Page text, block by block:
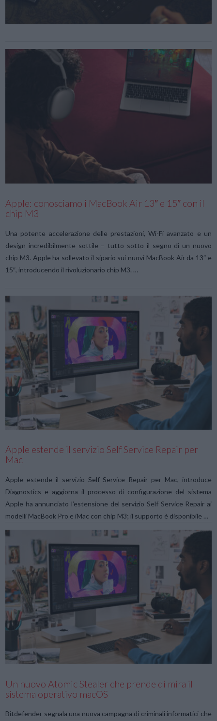
Apple: conosciamo i MacBook Air 13″ e 15″ con il
chip M3
Una potente accelerazione delle prestazioni, Wi-Fi avanzato e un
design incredibilmente sottile – tutto sotto il segno di un nuovo
chip M3. Apple ha sollevato il sipario sui nuovi MacBook Air da 13″ e
15″, introducendo il rivoluzionario chip M3. …
VIEW POST
Apple estende il servizio Self Service Repair per
Mac
Apple estende il servizio Self Service Repair per Mac, introduce
Diagnostics e aggiorna il processo di configurazione del sistema
Apple ha annunciato l’estensione del servizio Self Service Repair ai
modelli MacBook Pro e iMac con chip M3; il supporto è disponibile …
Un nuovo Atomic Stealer che prende di mira il
sistema operativo macOS
Bitdefender segnala una nuova campagna di criminali informatici che